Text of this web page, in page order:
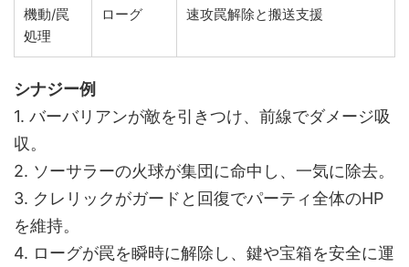
機動/罠
処理
ローグ 速攻罠解除と搬送支援
シナジー例
1. バーバリアンが敵を引きつけ、前線でダメージ吸
収。
2. ソーサラーの火球が集団に命中し、一気に除去。
3. クレリックがガードと回復でパーティ全体のHP
を維持。
4. ローグが罠を瞬時に解除し、鍵や宝箱を安全に運